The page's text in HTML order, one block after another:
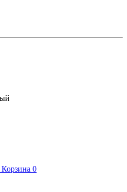
Корзина 0